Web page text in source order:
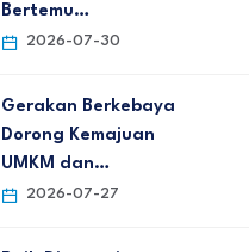
Bertemu…
2026-07-30
Gerakan Berkebaya
Dorong Kemajuan
UMKM dan…
2026-07-27